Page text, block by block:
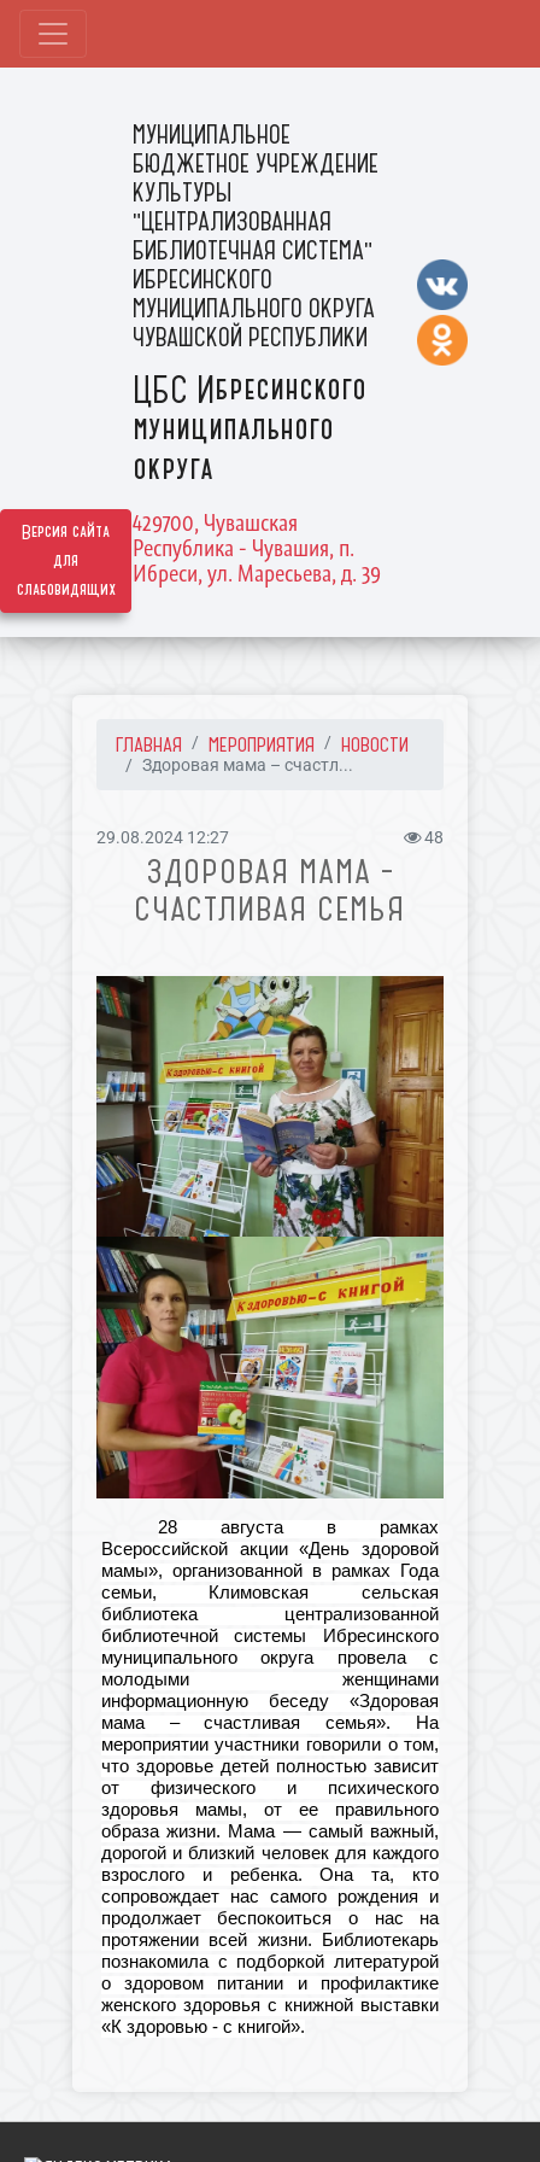
Версия сайта
для
слабовидящих
МУНИЦИПАЛЬНОЕ
БЮДЖЕТНОЕ УЧРЕЖДЕНИЕ
КУЛЬТУРЫ
"ЦЕНТРАЛИЗОВАННАЯ
БИБЛИОТЕЧНАЯ СИСТЕМА"
ИБРЕСИНСКОГО
МУНИЦИПАЛЬНОГО ОКРУГА
ЧУВАШСКОЙ РЕСПУБЛИКИ
ЦБС Ибресинского
муниципального
округа
429700, Чувашская
Республика - Чувашия, п.
Ибреси, ул. Маресьева, д. 39
ГЛАВНАЯ МЕРОПРИЯТИЯ НОВОСТИ
Здоровая мама – счастл...
29.08.2024 12:27 48
ЗДОРОВАЯ МАМА –
СЧАСТЛИВАЯ СЕМЬЯ
28 августа в рамках
Всероссийской акции «День здоровой
мамы», организованной в рамках Года
семьи, Климовская сельская
библиотека централизованной
библиотечной системы Ибресинского
муниципального округа провела с
молодыми женщинами
информационную беседу «Здоровая
мама – счастливая семья». На
мероприятии участники говорили о том,
что здоровье детей полностью зависит
от физического и психического
здоровья мамы, от ее правильного
образа жизни. Мама — самый важный,
дорогой и близкий человек для каждого
взрослого и ребенка. Она та, кто
сопровождает нас самого рождения и
продолжает беспокоиться о нас на
протяжении всей жизни. Библиотекарь
познакомила с подборкой литературой
о здоровом питании и профилактике
женского здоровья с книжной выставки
«К здоровью - с книгой».